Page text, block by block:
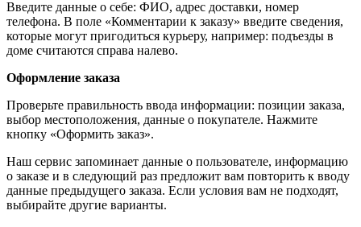
Введите данные о себе: ФИО, адрес доставки, номер
телефона. В поле «Комментарии к заказу» введите сведения,
которые могут пригодиться курьеру, например: подъезды в
доме считаются справа налево.
Оформление заказа
Проверьте правильность ввода информации: позиции заказа,
выбор местоположения, данные о покупателе. Нажмите
кнопку «Оформить заказ».
Наш сервис запоминает данные о пользователе, информацию
о заказе и в следующий раз предложит вам повторить к вводу
данные предыдущего заказа. Если условия вам не подходят,
выбирайте другие варианты.